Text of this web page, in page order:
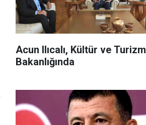
Acun Ilıcalı, Kültür ve Turizm
Bakanlığında